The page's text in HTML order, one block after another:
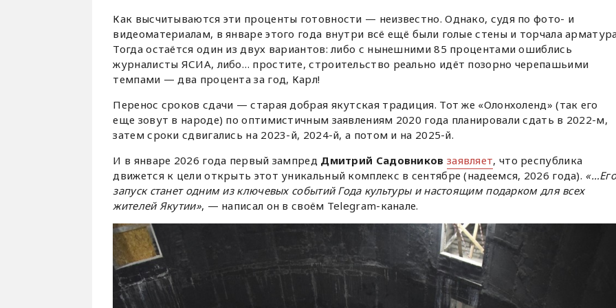
Как высчитываются эти проценты готовности — неизвестно. Однако, судя по фото- и
видеоматериалам, в январе этого года внутри всё ещё были голые стены и торчала
Тогда остаётся один из двух вариантов: либо с нынешними 85 процентами ошиблись
журналисты ЯСИА, либо… простите, строительство реально идёт позорно черепашьими
темпами — два процента за год, Карл!
Перенос сроков сдачи — старая добрая якутская традиция. Тот же «Олонхоленд» (так его
еще зовут в народе) по оптимистичным заявлениям 2020 года планировали сдать в 2022-м,
затем сроки сдвигались на 2023-й, 2024-й, а потом и на 2025-й.
И в январе 2026 года первый зампред Дмитрий Садовников заявляет, что республика
движется к цели открыть этот уникальный комплекс в сентябре (надеемся, 2026 года). «…Его
запуск станет одним из ключевых событий Года культуры и настоящим подарком для всех
жителей Якутии», — написал он в своём Telegram-канале.